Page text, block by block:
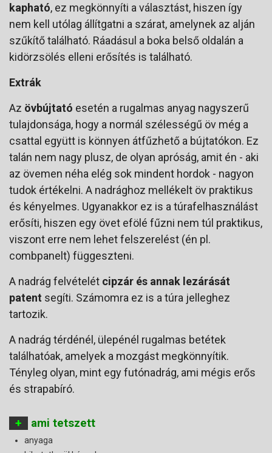
kapható, ez megkönnyíti a választást, hiszen így
nem kell utólag állítgatni a szárat, amelynek az alján
szűkítő található. Ráadásul a boka belső oldalán a
kidörzsölés elleni erősítés is található.
Extrák
Az övbújtató esetén a rugalmas anyag nagyszerű
tulajdonsága, hogy a normál szélességű öv még a
csattal együtt is könnyen átfűzhető a bújtatókon. Ez
talán nem nagy plusz, de olyan apróság, amit én - aki
az övemen néha elég sok mindent hordok - nagyon
tudok értékelni. A nadrághoz mellékelt öv praktikus
és kényelmes. Ugyanakkor ez is a túrafelhasználást
erősíti, hiszen egy övet efölé fűzni nem túl praktikus,
viszont erre nem lehet felszerelést (én pl.
combpanelt) függeszteni.
A nadrág felvételét cipzár és annak lezárását
patent segíti. Számomra ez is a túra jelleghez
tartozik.
A nadrág térdénél, ülepénél rugalmas betétek
találhatóak, amelyek a mozgást megkönnyítik.
Tényleg olyan, mint egy futónadrág, ami mégis erős
és strapabíró.
+ ami tetszett
anyaga